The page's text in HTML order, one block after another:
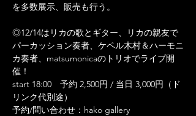
◎12/14はリカの歌とギター、リカの親友で
パーカッション奏者、ケペル木村＆ハーモニ
カ奏者、matsumonicaのトリオでライブ開
催！
start 18:00　予約 2,500円 / 当日 3,000円（ド
リンク代別途）
予約/問い合わせ：hako gallery